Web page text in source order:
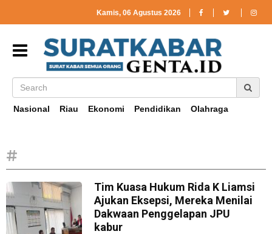
Kamis, 06 Agustus 2026
Nasional Riau Ekonomi Pendidikan Olahraga
#
Tim Kuasa Hukum Rida K Liamsi
Ajukan Eksepsi, Mereka Menilai
Dakwaan Penggelapan JPU
kabur